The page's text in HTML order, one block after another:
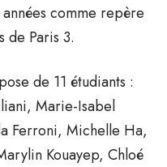
comme repère
de Paris 3.
de 11 étudiants :
Marie-Isabel
Ferroni, Michelle Ha,
Kouayep, Chloé